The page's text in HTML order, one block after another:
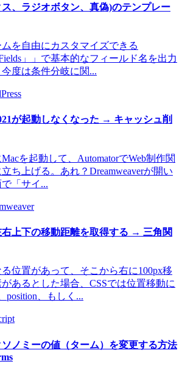
、ラジオボタン、真偽)のテンプレー
を自由にカスタマイズできる
Fields」」で基本的なフィールド名を出力
度は条件分岐に関...
が起動しなくなった → キャッシュ削
を起動して、AutomatorでWeb制作関
ち上げる。あれ？Dreamweaverが開い
「サイ...
上下の移動距離を取得する → 三角関
位置があって、そこから右に100px移
あるとした場合、CSSでは位置移動に
position、もしく...
ノミーの値（ターム）を変更する方法